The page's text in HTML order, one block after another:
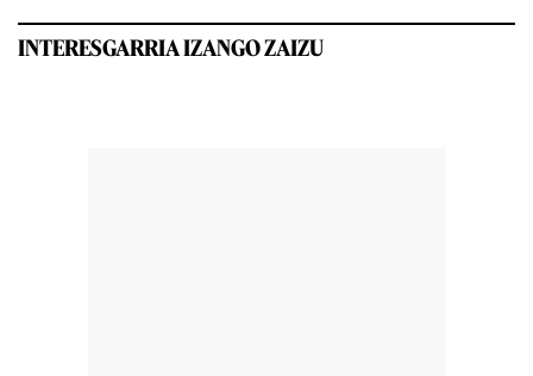
INTERESGARRIA IZANGO ZAIZU